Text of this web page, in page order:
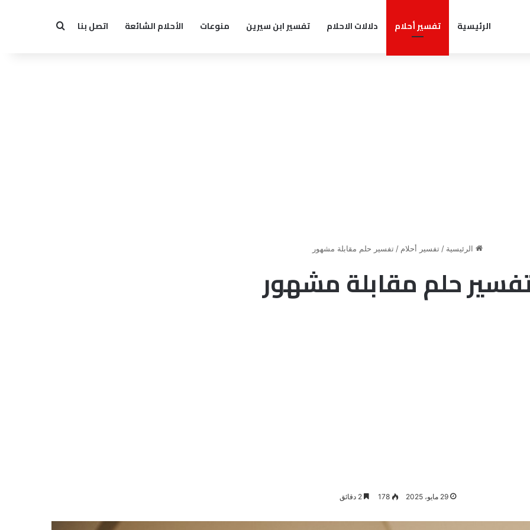
الرئيسية تفسير أحلام دلالات الاحلام تفسير ابن سيرين منوعات الأحلام الشائعة اتصل بنا بحث عن
الرئيسية / تفسير أحلام / تفسير حلم مقابلة مشهور
حلم مقابلة مشهور
29 مايو، 2025 178 2 دقائق